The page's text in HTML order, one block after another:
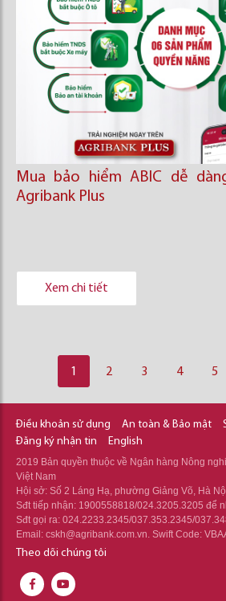
Mua bảo hiểm ABIC dễ
Agribank Plus
Xem chi tiết
1 2 3 4 5
Điều khoản sử dụng An toàn & Bảo mật
Đăng ký nhận tin
English
2019 Bản quyền thuộc về Ngân hàng Nông
Việt Nam
Hội sở: Số 2 Láng Hạ, phường Giảng Võ, Hà
Sđt tiếp nhận: 1900558818/024.3205.3205 để
Sđt gọi ra: 024.2233.2345/037.353.2345/
Email: cskh@agribank.com.vn. Swift Code:
Theo dõi chúng tôi